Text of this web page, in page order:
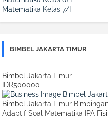
Matematika Kelas 7/I
BIMBEL JAKARTA TIMUR
Bimbel Jakarta Timur
IDR500000
Bimbel Jakarta Timur
Adaptif Soal Matematika IPA